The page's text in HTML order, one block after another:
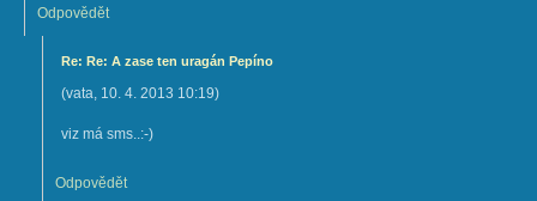
Odpovědět
Re: Re: A zase ten uragán Pepíno
(vata, 10. 4. 2013 10:19)
viz má sms..:-)
Odpovědět